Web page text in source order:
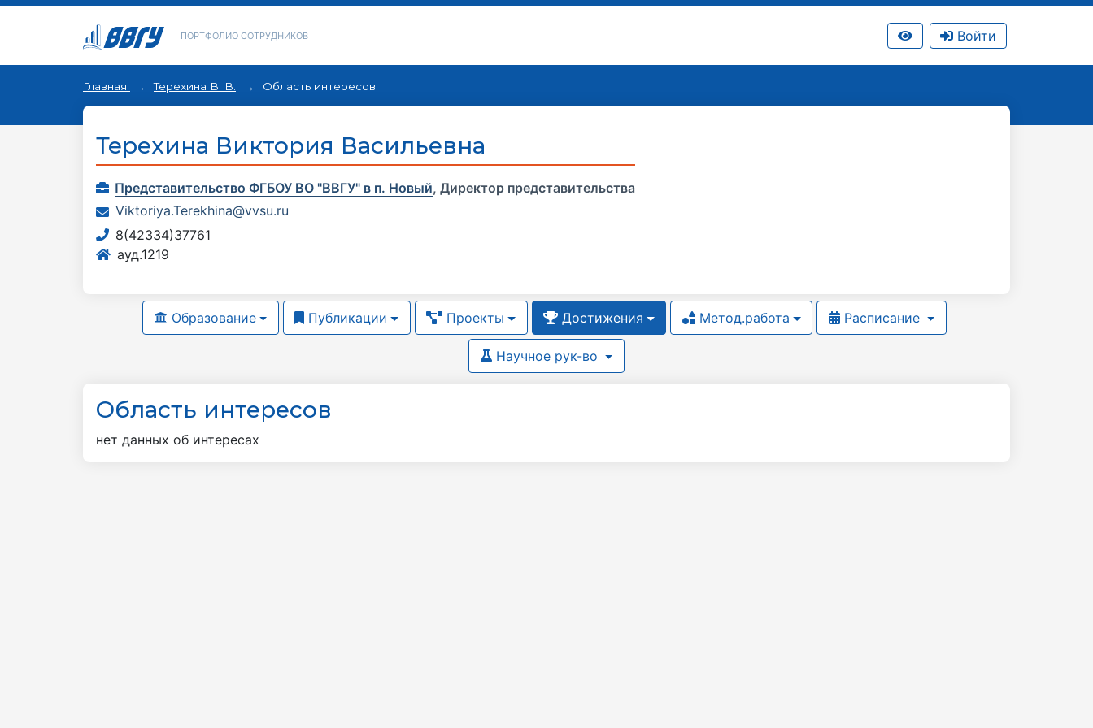
ПОРТФОЛИО СОТРУДНИКОВ Войти
Главная Терехина В. В. Область интересов
Терехина Виктория Васильевна
Представительство ФГБОУ ВО "ВВГУ" в п. Новый, Директор представительства
Viktoriya.Terekhina@vvsu.ru
8(42334)37761
ауд.1219
Образование Публикации Проекты Достижения Метод.работа Расписание
Научное рук-во
Область интересов
нет данных об интересах